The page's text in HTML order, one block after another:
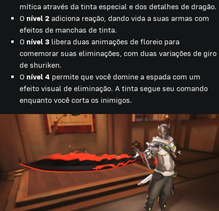
mítica através da tinta especial e dos detalhes de dragão.
O nível 2 adiciona reação, dando vida a suas armas com
efeitos de manchas de tinta.
O nível 3 libera duas animações de floreio para
comemorar suas eliminações, com duas variações de giro
de shuriken.
O nível 4 permite que você domine a espada com um
efeito visual de eliminação. A tinta segue seu comando
enquanto você corta os inimigos.